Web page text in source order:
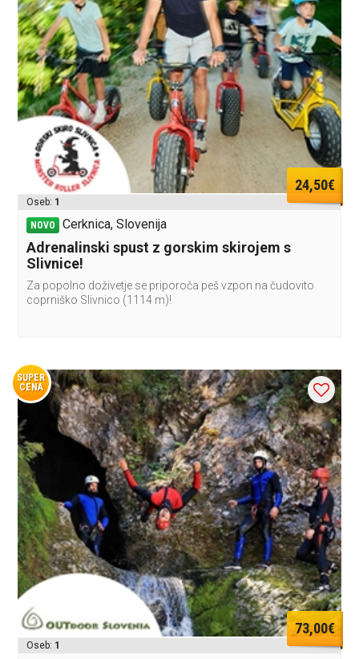
24,50€
Oseb: 1
NOVO Cerknica, Slovenija
Adrenalinski spust z gorskim skirojem s
Slivnice!
Za popolno doživetje se priporoča peš vzpon na čudovito
coprniško Slivnico (1114 m)!
SUPER
CENA
73,00€
Oseb: 1